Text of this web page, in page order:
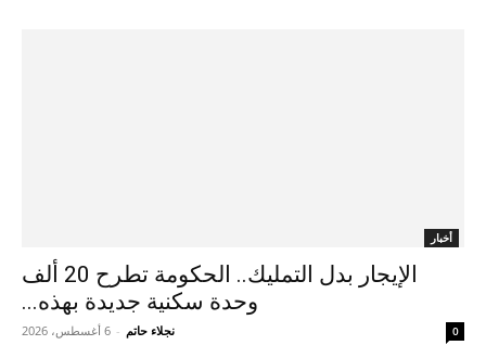
أخبار
الإيجار بدل التمليك.. الحكومة تطرح 20 ألف
وحدة سكنية جديدة بهذه...
نجلاء حاتم - 6 أغسطس، 2026 0